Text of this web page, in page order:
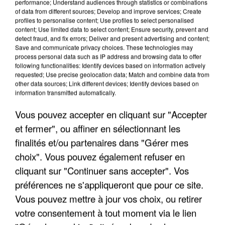
L’UN DES FONDATEURS SUPPOSÉS DE LA DZ
MAFIA INTERPELLÉ EN ALGÉRIE
of data from different sources; Develop and improve services; Create
profiles to personalise content; Use profiles to select personalised
content; Use limited data to select content; Ensure security, prevent and
detect fraud, and fix errors; Deliver and present advertising and content;
Save and communicate privacy choices. These technologies may
process personal data such as IP address and browsing data to offer
following functionalities: Identify devices based on information actively
requested; Use precise geolocation data; Match and combine data from
other data sources; Link different devices; Identify devices based on
information transmitted automatically.
Vous pouvez accepter en cliquant sur "Accepter
et fermer", ou affiner en sélectionnant les
finalités et/ou partenaires dans "Gérer mes
choix". Vous pouvez également refuser en
cliquant sur "Continuer sans accepter". Vos
préférences ne s'appliqueront que pour ce site.
Vous pouvez mettre à jour vos choix, ou retirer
votre consentement à tout moment via le lien